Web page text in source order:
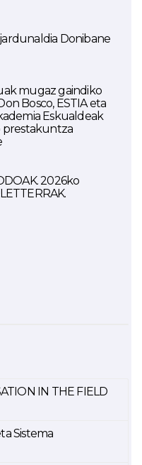
Donibane
mugaz gaindiko
Bosco, ESTIA eta
Eskualdeak
prestakuntza
2026ko
IN THE FIELD
Sistema